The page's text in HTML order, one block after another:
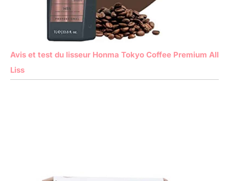
Avis et test du lisseur Honma Tokyo Coffee Premium All
Liss